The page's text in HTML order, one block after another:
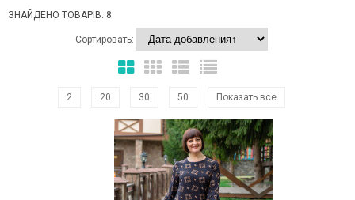
ЗНАЙДЕНО ТОВАРІВ: 8
Сортировать:
2 20 30 50 Показать все
Наклейки Варіант з %